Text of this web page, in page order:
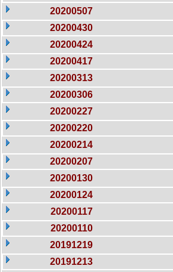
20200507
20200430
20200424
20200417
20200313
20200306
20200227
20200220
20200214
20200207
20200130
20200124
20200117
20200110
20191219
20191213